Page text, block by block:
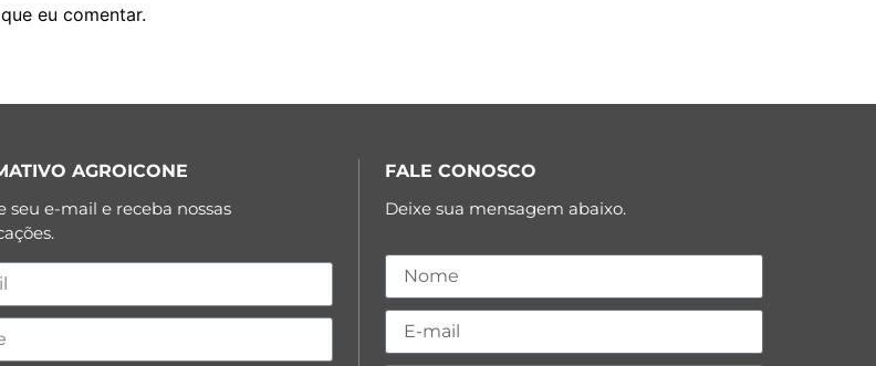
eu comentar.
AGROICONE
seu e-mail e receba nossas
FALE CONOSCO
Deixe sua mensagem abaixo.